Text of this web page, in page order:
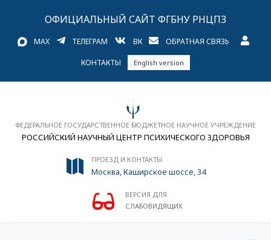
ОФИЦИАЛЬНЫЙ САЙТ ФГБНУ РНЦПЗ
MAX ТЕЛЕГРАМ ВК ОБРАТНАЯ СВЯЗЬ
КОНТАКТЫ English version
ФЕДЕРАЛЬНОЕ ГОСУДАРСТВЕННОЕ БЮДЖЕТНОЕ НАУЧНОЕ УЧРЕЖДЕНИЕ
РОССИЙСКИЙ НАУЧНЫЙ ЦЕНТР ПСИХИЧЕСКОГО ЗДОРОВЬЯ
ПРОЕЗД И КОНТАКТЫ
Москва, Каширское шоссе, 34
ВЕРСИЯ ДЛЯ
СЛАБОВИДЯЩИХ